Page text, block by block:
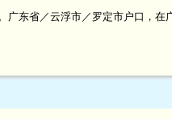
广东省／云浮市／罗定市户口，在